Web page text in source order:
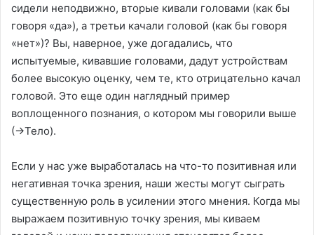
сидели неподвижно, вторые кивали головами (как бы
говоря «да»), а третьи качали головой (как бы говоря
«нет»)? Вы, наверное, уже догадались, что
испытуемые, кивавшие головами, дадут устройствам
более высокую оценку, чем те, кто отрицательно качал
головой. Это еще один наглядный пример
воплощенного познания, о котором мы говорили выше
(→Тело).
Если у нас уже выработалась на что-то позитивная или
негативная точка зрения, наши жесты могут сыграть
существенную роль в усилении этого мнения. Когда мы
выражаем позитивную точку зрения, мы киваем